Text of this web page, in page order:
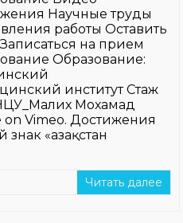
Научные труды
работы Оставить
на прием
Образование:
институт Стаж
Мохамад
Vimeo. Достижения
«Қазақстан
Читать далее